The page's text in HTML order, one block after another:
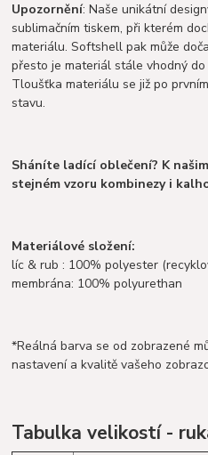
Upozornění: Naše unikátní
sublimačním tiskem, při kterém
materiálu. Softshell pak může
přesto je materiál stále vhodný
Tloušťka materiálu se již po
stavu.
Sháníte ladící oblečení? K
stejném vzoru kombinezy i
Materiálové složení:
líc & rub : 100% polyester
membrána: 100% polyurethan
*Reálná barva se od zobrazené
nastavení a kvalitě vašeho
Tabulka velikostí -